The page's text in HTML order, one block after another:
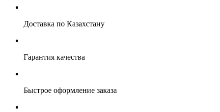
Доставка по Казахстану
Гарантия качества
Быстрое оформление заказа